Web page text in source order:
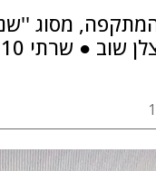
המתקפה, מסוג